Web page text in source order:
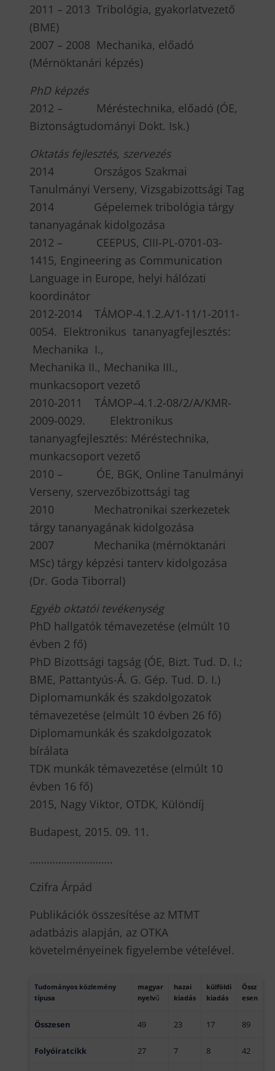
2011 – 2013 Tribológia, gyakorlatvezető
(BME)
2007 – 2008 Mechanika, előadó
(Mérnöktanári képzés)
PhD képzés
2012 – Méréstechnika, előadó (ÓE,
Biztonságtudományi Dokt. Isk.)
Oktatás fejlesztés, szervezés
2014 Országos Szakmai
Tanulmányi Verseny, Vizsgabizottsági Tag
2014 Gépelemek tribológia tárgy
tananyagának kidolgozása
2012 – CEEPUS, CIII-PL-0701-03-
1415, Engineering as Communication
Language in Europe, helyi hálózati
koordinátor
2012-2014 TÁMOP-4.1.2.A/1-11/1-2011-
0054. Elektronikus tananyagfejlesztés:
Mechanika I.,
Mechanika II., Mechanika III.,
munkacsoport vezető
2010-2011 TÁMOP–4.1.2-08/2/A/KMR-
2009-0029. Elektronikus
tananyagfejlesztés: Méréstechnika,
munkacsoport vezető
2010 – ÓE, BGK, Online Tanulmányi
Verseny, szervezőbizottsági tag
2010 Mechatronikai szerkezetek
tárgy tananyagának kidolgozása
2007 Mechanika (mérnöktanári
MSc) tárgy képzési tanterv kidolgozása
(Dr. Goda Tiborral)
Egyéb oktatói tevékenység
PhD hallgatók témavezetése (elmúlt 10
évben 2 fő)
PhD Bizottsági tagság (ÓE, Bizt. Tud. D. I.;
BME, Pattantyús-Á. G. Gép. Tud. D. I.)
Diplomamunkák és szakdolgozatok
témavezetése (elmúlt 10 évben 26 fő)
Diplomamunkák és szakdolgozatok
bírálata
TDK munkák témavezetése (elmúlt 10
évben 16 fő)
2015, Nagy Viktor, OTDK, Különdíj
Budapest, 2015. 09. 11.
………………………..
Czifra Árpád
Publikációk összesítése az MTMT
adatbázis alapján, az OTKA
követelményeinek figyelembe vételével.
Tudományos közlemény
típusa
magyar
nyelvű
hazai
kiadás
külföldi
kiadás
Össz
esen
Összesen 49 23 17 89
Folyóiratcikk 27 7 8 42